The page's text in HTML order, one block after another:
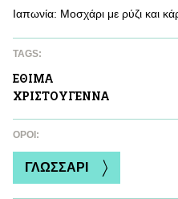
Ιαπωνία: Μοσχάρι με ρύζι και
TAGS:
ΕΘΙΜΑ
ΧΡΙΣΤΟΥΓΕΝΝΑ
ΌΡΟΙ:
ΓΛΩΣΣΑΡΙ